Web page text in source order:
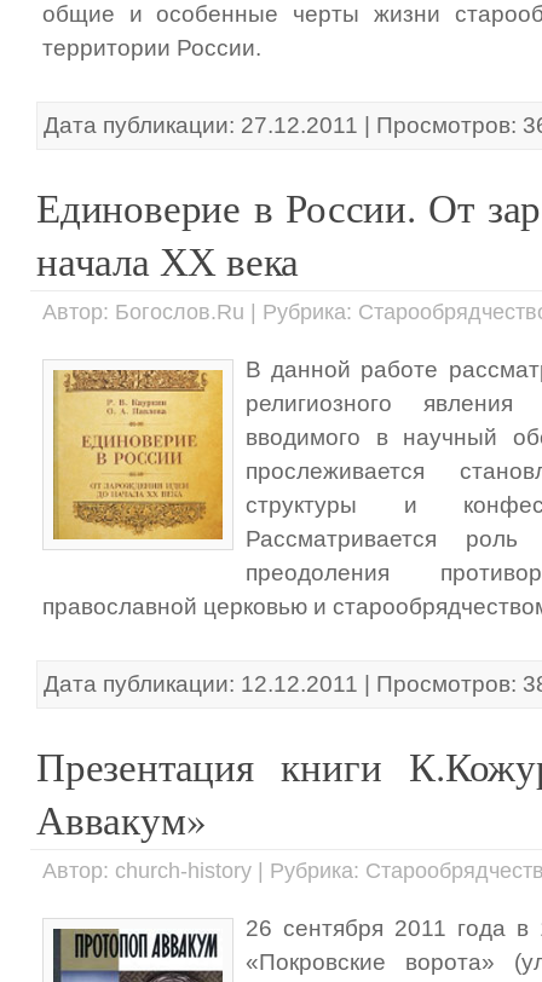
общие и особенные черты жизни
территории России.
Дата публикации: 27.12.2011 | Просмотров:
Единоверие в России. От
начала ХХ века
Автор: Богослов.Ru | Рубрика:
В данной работе
религиозного
вводимого в научный
прослеживается
структуры и
Рассматривается
преодоления
православной церковью и
Дата публикации: 12.12.2011 | Просмотров:
Презентация книги
Аввакум»
Автор: church-history | Рубрика:
26 сентября 2011 года
«Покровские ворота»